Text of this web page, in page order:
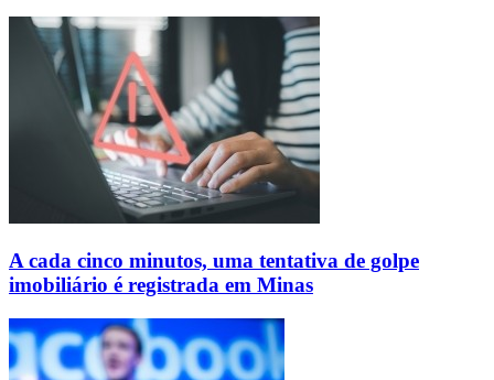
A cada cinco minutos, uma tentativa de golpe
imobiliário é registrada em Minas